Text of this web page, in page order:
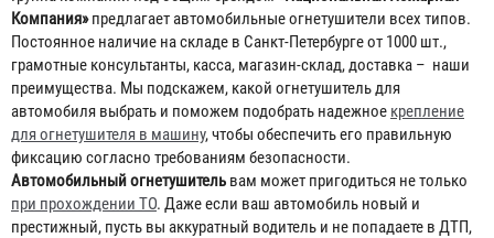
Компания»предлагает автомобильные огнетушители всех типов.
Постоянное наличие на складе в Санкт-Петербурге от 1000 шт.,
грамотные консультанты, касса, магазин-склад, доставка – наши
преимущества. Мы подскажем, какой огнетушитель для
автомобиля выбрать и поможем подобрать надежное крепление
для огнетушителя в машину, чтобы обеспечить его правильную
фиксацию согласно требованиям безопасности.
Автомобильный огнетушитель вам может пригодиться не только
при прохождении ТО. Даже если ваш автомобиль новый и
престижный, пусть вы аккуратный водитель и не попадаете в ДТП,